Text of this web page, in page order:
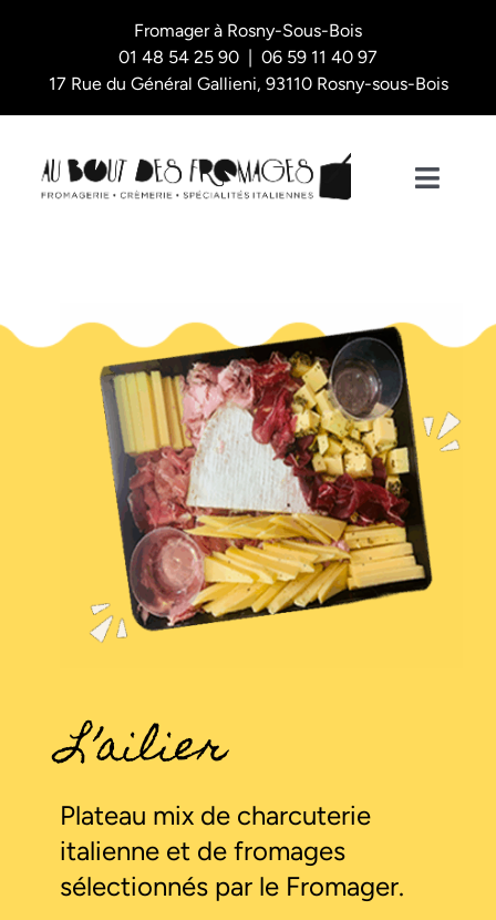
Fromager à Rosny-Sous-Bois
01 48 54 25 90 | 06 59 11 40 97
17 Rue du Général Gallieni, 93110 Rosny-sous-Bois
L’épicerie fine
Qui sommes-nous ?
Plateaux des fêtes
Commander
L’ailier
Plateau mix de charcuterie
italienne et de fromages
sélectionnés par le Fromager.